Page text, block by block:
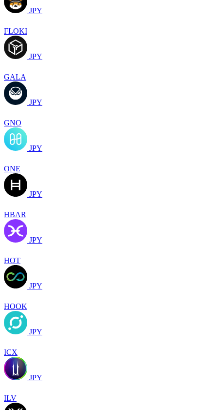
JPY
FLOKI
JPY
GALA
JPY
GNO
JPY
ONE
JPY
HBAR
JPY
HOT
JPY
HOOK
JPY
ICX
JPY
ILV